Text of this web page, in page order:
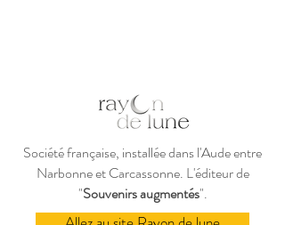
Société française, installée dans l'Aude entre
Narbonne et Carcassonne. L'éditeur de
"Souvenirs augmentés".